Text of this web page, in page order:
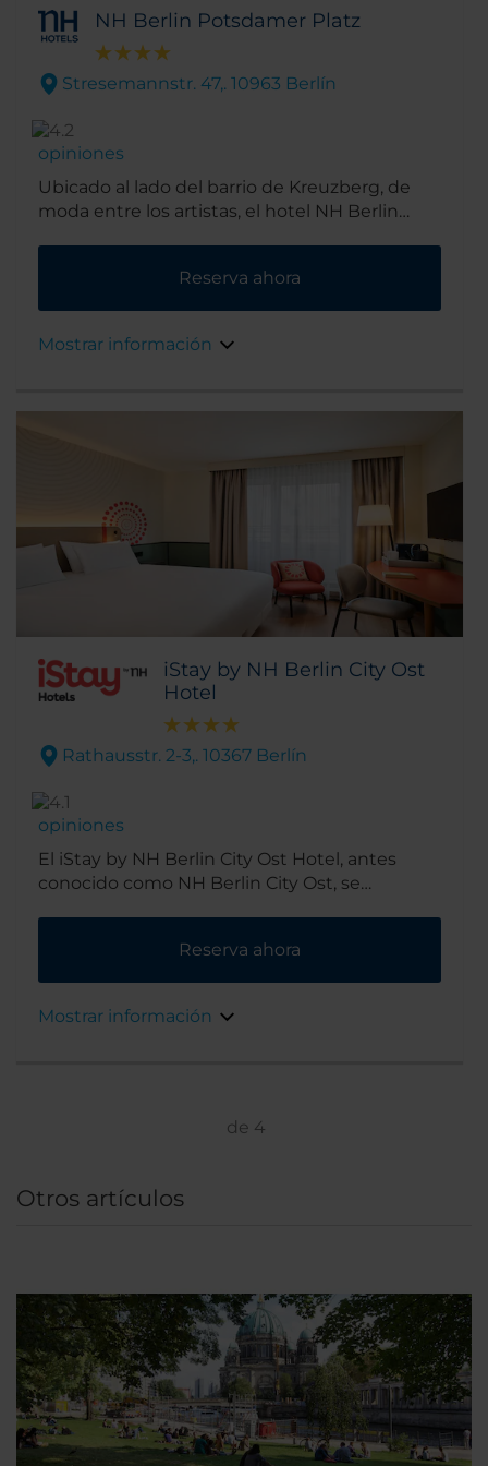
NH Berlin Potsdamer Platz
Stresemannstr. 47,. 10963 Berlín
opiniones
Ubicado al lado del barrio de Kreuzberg, de
moda entre los artistas, el hotel NH Berlin
minutos más a pie encontrarás las atracciones
turísticas más importantes, incluyendo la
Holocausto y el edificio del Reichstag.
Reserva ahora
Mostrar información
iStay by NH Berlin City Ost
Hotel
Rathausstr. 2-3,. 10367 Berlín
opiniones
El iStay by NH Berlin City Ost Hotel, antes
conocido como NH Berlin City Ost, se
servicio impecable y una experiencia digital
sencilla a los viajeros modernos que saben lo
centro de la ciudad y, gracias a su excelente
Reserva ahora
Mostrar información
de 4
Otros artículos